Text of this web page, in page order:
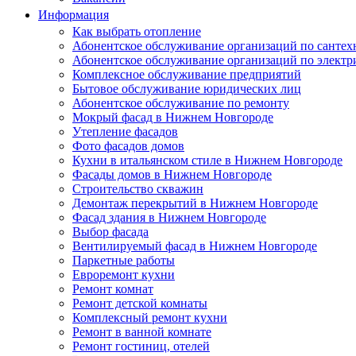
Информация
Как выбрать отопление
Абонентское обслуживание организаций по
Абонентское обслуживание организаций по
Комплексное обслуживание предприятий
Бытовое обслуживание юридических лиц
Абонентское обслуживание по ремонту
Мокрый фасад в Нижнем Новгороде
Утепление фасадов
Фото фасадов домов
Кухни в итальянском стиле в Нижнем Новгороде
Фасады домов в Нижнем Новгороде
Строительство скважин
Демонтаж перекрытий в Нижнем Новгороде
Фасад здания в Нижнем Новгороде
Выбор фасада
Вентилируемый фасад в Нижнем Новгороде
Паркетные работы
Евроремонт кухни
Ремонт комнат
Ремонт детской комнаты
Комплексный ремонт кухни
Ремонт в ванной комнате
Ремонт гостиниц, отелей